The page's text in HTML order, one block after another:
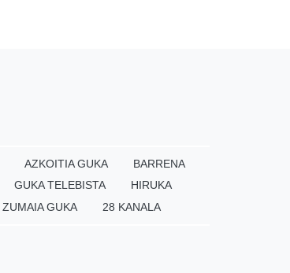
AZKOITIA GUKA
BARRENA
GUKA TELEBISTA
HIRUKA
ZUMAIA GUKA 28 KANALA